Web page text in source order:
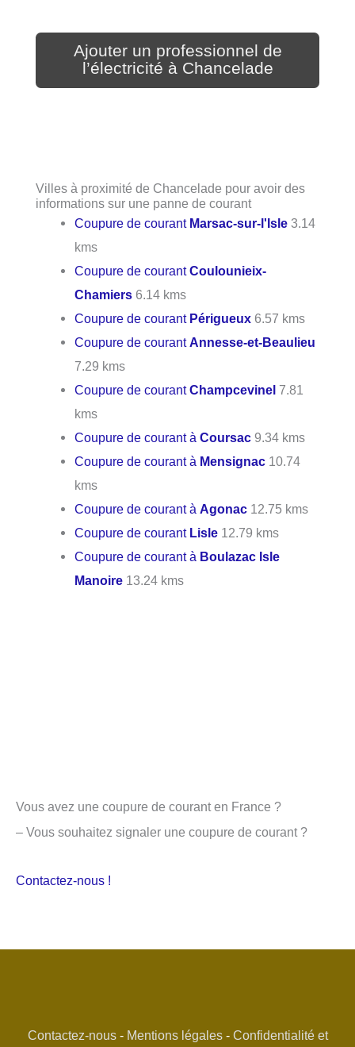
Ajouter un professionnel de
l’électricité à Chancelade
Villes à proximité de Chancelade pour avoir des
informations sur une panne de courant
Coupure de courant Marsac-sur-l'Isle 3.14
kms
Coupure de courantCoulounieix-
Chamiers 6.14 kms
Coupure de courant Périgueux 6.57 kms
Coupure de courantAnnesse-et-Beaulieu
7.29 kms
Coupure de courantChampcevinel 7.81
kms
Coupure de courant àCoursac 9.34 kms
Coupure de courant à Mensignac 10.74
kms
Coupure de courant àAgonac 12.75 kms
Coupure de courant Lisle 12.79 kms
Coupure de courant à Boulazac Isle
Manoire 13.24 kms
Vous avez une coupure de courant en France ?
– Vous souhaitez signaler une coupure de courant ?
Contactez-nous !
Contactez-nous- Mentions légales- Confidentialité et